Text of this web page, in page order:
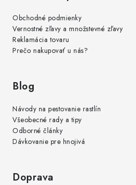
Obchodné podmienky
Vernostné zľavy a množstevné zľavy
Reklamácia tovaru
Prečo nakupovať u nás?
Blog
Návody na pestovanie rastlín
Všeobecné rady a tipy
Odborné články
Dávkovanie pre hnojivá
Doprava